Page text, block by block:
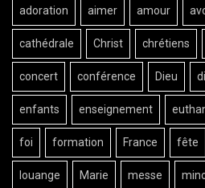
adoration aimer amour
cathédrale Christ chrétiens
concert conférence Dieu
enfants enseignement
foi formation France fête
louange Marie messe